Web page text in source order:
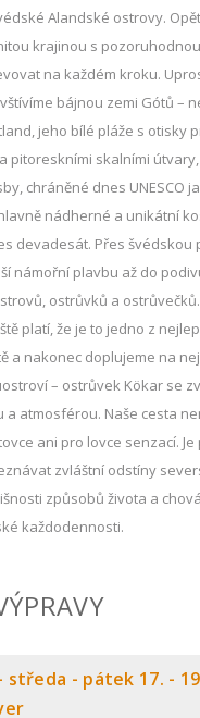
Alandské ostrovy.
krajinou s
na každém kroku.
bájnou zemi Gótů –
jeho bílé pláže s otisky
pitoreskními skalními
chráněné dnes UNESCO
nádherné a unikátní
devadesát. Přes švédskou
námořní plavbu až do
ostrůvků a
platí, že je to jedno z
a nakonec doplujeme na
– ostrůvek Kökar se
atmosférou. Naše cesta
ani pro lovce senzací. Je
zvláštní odstíny
způsobů života a
každodennosti.
středa - pátek 17. -